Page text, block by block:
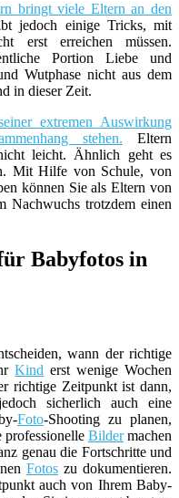
bringt viele Eltern an den
jedoch einige Tricks, mit
erst erreichen müssen.
Portion Liebe und
Wutphase nicht aus dem
in dieser Zeit.
extremen Auswirkung
stehen. Eltern
leicht. Ähnlich geht es
Mit Hilfe von Schule, von
können Sie als Eltern von
Nachwuchs trotzdem einen
Babyfotos in
wann der richtige
Kind erst wenige Wochen
richtige Zeitpunkt ist dann,
sicherlich auch eine
Foto-Shooting zu planen,
professionelle Bildermachen
genau die Fortschritte und
Fotoszu dokumentieren.
auch von Ihrem Baby-